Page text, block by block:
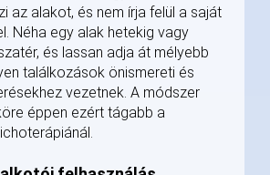
az alakot, és nem írja felül a saját
Néha egy alak hetekig vagy
és lassan adja át mélyebb
találkozások önismereti és
vezetnek. A módszer
éppen ezért tágabb a